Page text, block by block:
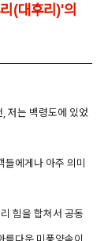
(대후리)'의
저는 백령도에 있었
들에게나 아주 의미
힘을 합쳐서 공동